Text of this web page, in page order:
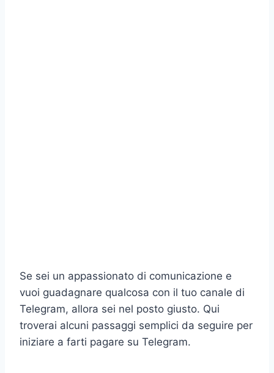
Se sei un appassionato di comunicazione e
vuoi guadagnare qualcosa con il tuo canale di
Telegram, allora sei nel posto giusto. Qui
troverai alcuni passaggi semplici da seguire per
iniziare a farti pagare su Telegram.